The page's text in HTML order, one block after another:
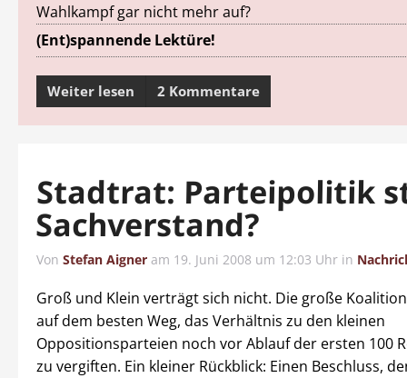
Wahlkampf gar nicht mehr auf?
(Ent)spannende Lektüre!
Weiter lesen 2 Kommentare
Stadtrat: Parteipolitik
Sachverstand?
Von Stefan Aigner am 19. Juni 2008 um 12:03 Uhr in
Groß und Klein verträgt sich nicht. Die große Koalition
auf dem besten Weg, das Verhältnis zu den kleinen
Oppositionsparteien noch vor Ablauf der ersten 100
zu vergiften. Ein kleiner Rückblick: Einen Beschluss,